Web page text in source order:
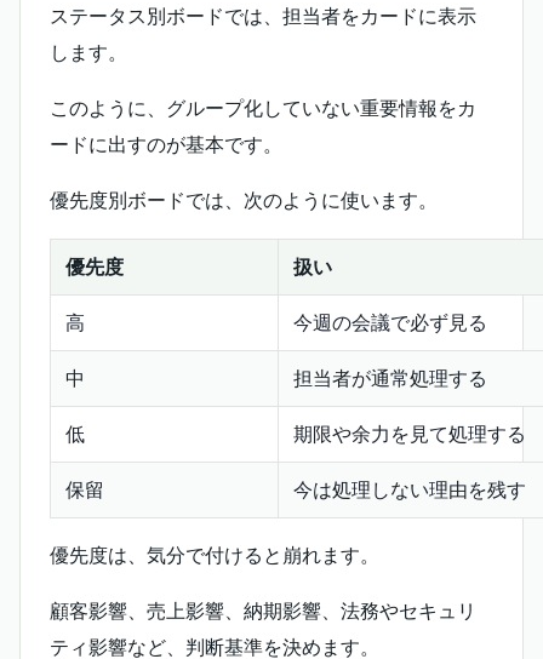
ステータス別ボードでは、担当者をカードに表示
します。
このように、グループ化していない重要情報をカ
ードに出すのが基本です。
優先度別ボードでは、次のように使います。
優先度 扱い
高 今週の会議で必ず見る
中 担当者が通常処理する
低 期限や余力を見て処理する
保留 今は処理しない理由を残す
優先度は、気分で付けると崩れます。
顧客影響、売上影響、納期影響、法務やセキュリ
ティ影響など、判断基準を決めます。